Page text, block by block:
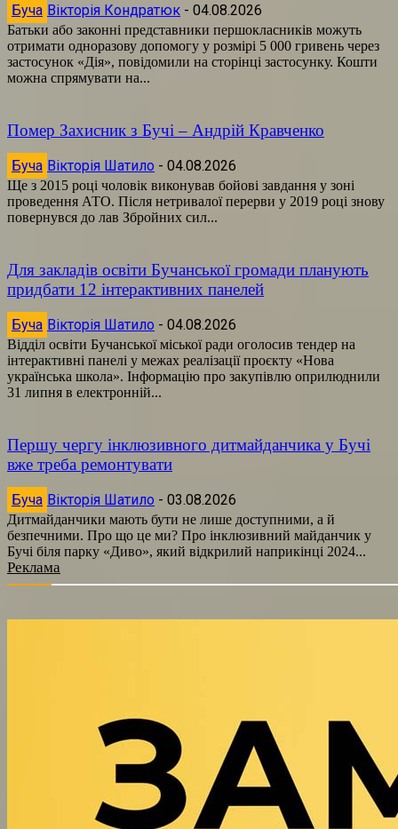
Буча Вікторія Кондратюк - 04.08.2026
Батьки або законні представники першокласників можуть
отримати одноразову допомогу у розмірі 5 000 гривень через
застосунок «Дія», повідомили на сторінці застосунку. Кошти
можна спрямувати на...
Помер Захисник з Бучі – Андрій Кравченко
Буча Вікторія Шатило - 04.08.2026
Ще з 2015 році чоловік виконував бойові завдання у зоні
проведення АТО. Після нетривалої перерви у 2019 році знову
повернувся до лав Збройних сил...
Для закладів освіти Бучанської громади планують
придбати 12 інтерактивних панелей
Буча Вікторія Шатило - 04.08.2026
Відділ освіти Бучанської міської ради оголосив тендер на
інтерактивні панелі у межах реалізації проєкту «Нова
українська школа». Інформацію про закупівлю оприлюднили
31 липня в електронній...
Першу чергу інклюзивного дитмайданчика у Бучі
вже треба ремонтувати
Буча Вікторія Шатило - 03.08.2026
Дитмайданчики мають бути не лише доступними, а й
безпечними. Про що це ми? Про інклюзивний майданчик у
Бучі біля парку «Диво», який відкрилий наприкінці 2024...
Реклама